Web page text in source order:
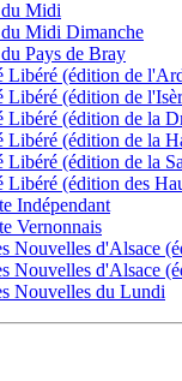
Midi
Midi Dimanche
Pays de Bray
Libéré (édition de
Libéré (édition de
Libéré (édition de la
Libéré (édition de la
Libéré (édition de la
Libéré (édition des
Indépendant
Vernonnais
Nouvelles d'Alsace
Nouvelles d'Alsace
Nouvelles du Lundi